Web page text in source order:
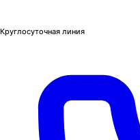
Круглосуточная линия